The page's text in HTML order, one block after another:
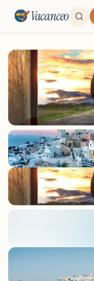
Vacanceo